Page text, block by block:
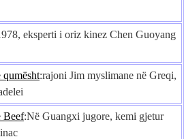
eksperti i oriz kinez Chen Guoyang
qumësht:rajoni Jim myslimane në Greqi,
Beef:Në Guangxi jugore, kemi gjetur